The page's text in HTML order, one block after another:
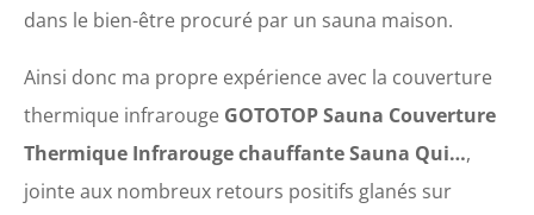
dans le bien-être procuré par un sauna maison.
Ainsi donc ma propre expérience avec la couverture
thermique infrarouge GOTOTOP Sauna Couverture
Thermique Infrarouge chauffante Sauna Qui…,
jointe aux nombreux retours positifs glanés sur